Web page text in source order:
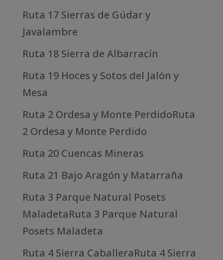
Ruta 17 Sierras de Gúdar y
Javalambre
Ruta 18 Sierra de Albarracín
Ruta 19 Hoces y Sotos del Jalón y
Mesa
Ruta 2 Ordesa y Monte PerdidoRuta
2 Ordesa y Monte Perdido
Ruta 20 Cuencas Mineras
Ruta 21 Bajo Aragón y Matarraña
Ruta 3 Parque Natural Posets
MaladetaRuta 3 Parque Natural
Posets Maladeta
Ruta 4 Sierra CaballeraRuta 4 Sierra